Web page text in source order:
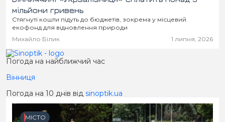
мільйони гривень
Стягнуті кошти підуть до бюджетів, зокрема у місцевий
екофонд для відновлення природи
Михайло Білик
1 липня, 2026
Погода на найближчий час
Вінниця
Погода на 10 днів від sinoptik.ua
МІСТО